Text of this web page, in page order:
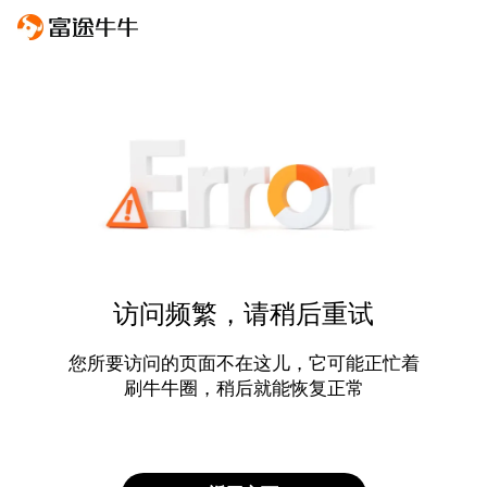
访问频繁，请稍后重试
您所要访问的页面不在这儿，它可能正忙着
刷牛牛圈，稍后就能恢复正常